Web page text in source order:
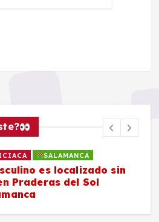
SALAMANCA
es localizado sin
Praderas del Sol